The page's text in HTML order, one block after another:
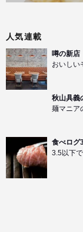
人気連載
噂の新店
おいしい
秋山具義
麺マニア
食べログ
3.5以下